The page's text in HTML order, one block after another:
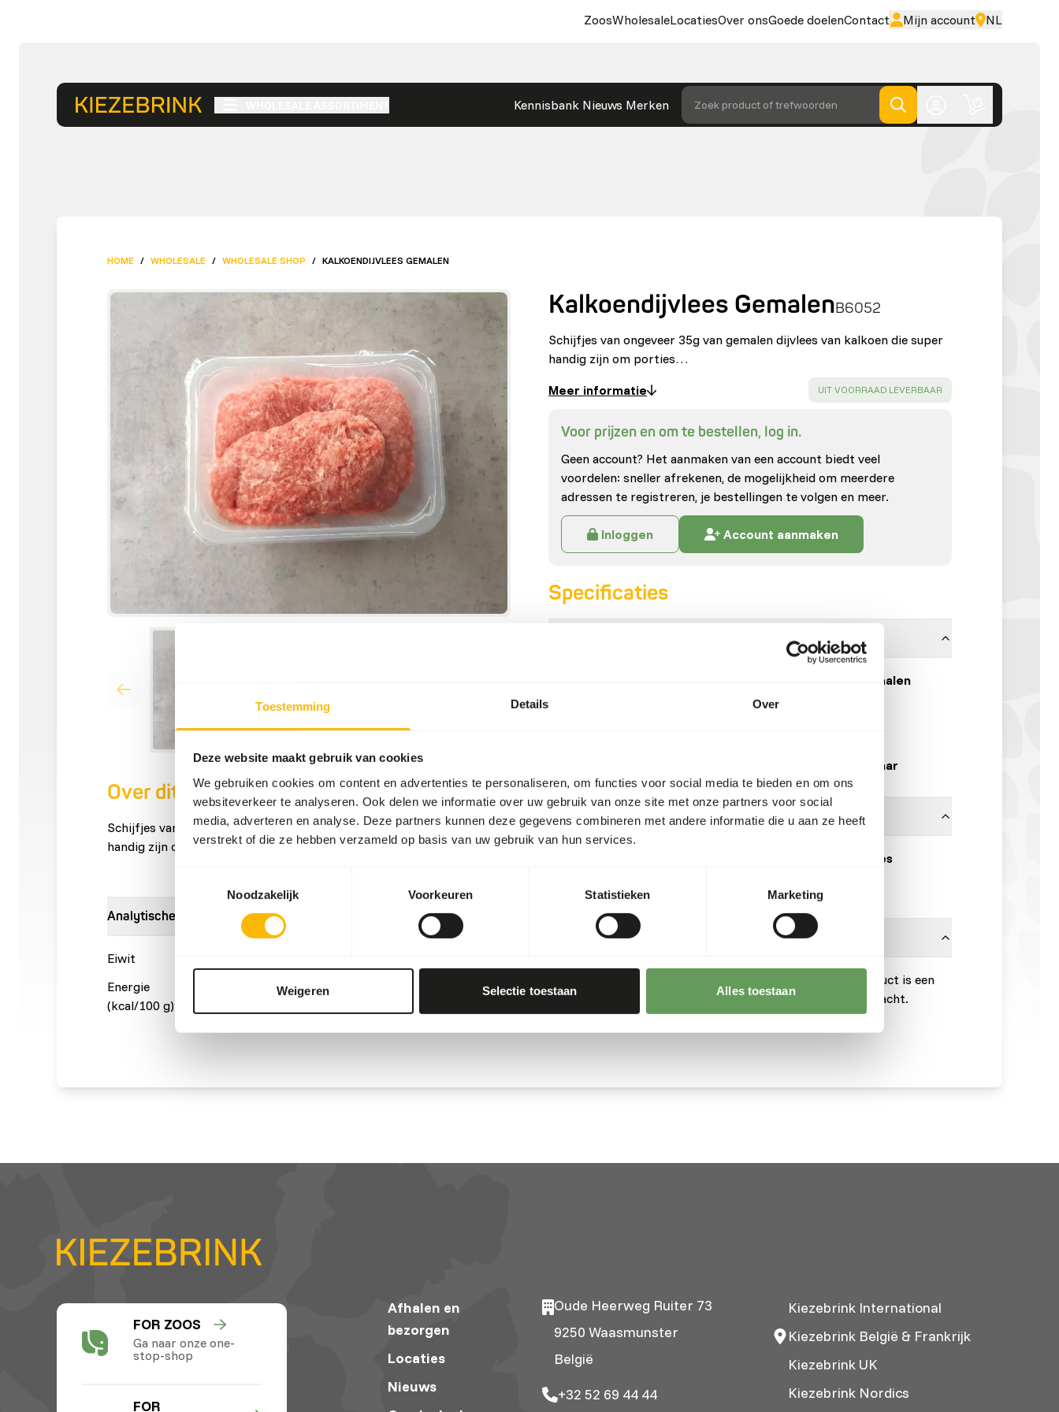
Toestemming Details Over
Deze website maakt gebruik van cookies
We gebruiken cookies om content en advertenties te personaliseren, om functies voor social media te bieden en om ons
websiteverkeer te analyseren. Ook delen we informatie over uw gebruik van onze site met onze partners voor social
media, adverteren en analyse. Deze partners kunnen deze gegevens combineren met andere informatie die u aan ze heeft
verstrekt of die ze hebben verzameld op basis van uw gebruik van hun services.
Noodzakelijk
Voorkeuren Statistieken Marketing
Weigeren Selectie toestaan Alles toestaan
ZoosWholesaleLocatiesOver onsGoede doelenContact Mijn account NL
Kennisbank Nieuws Merken Zoek product of trefwoorden
HOME / WHOLESALE / WHOLESALE SHOP / KALKOENDIJVLEES GEMALEN
Over dit product
Schijfjes van ongeveer 35g van gemalen dijvlees van kalkoen die super
handig zijn om porties te maken.
Analytische bestanddelen
Eiwit
Energie
(kcal/100 g)
Kalkoendijvlees GemalenB6052
Schijfjes van ongeveer 35g van gemalen dijvlees van kalkoen die super
handig zijn om porties…
Meer informatie
SUCCESS:
UIT VOORRAAD LEVERBAAR
Voor prijzen en om te bestellen, log in.
Geen account? Het aanmaken van een account biedt veel
voordelen: sneller afrekenen, de mogelijkheid om meerdere
adressen te registreren, je bestellingen te volgen en meer.
Inloggen Account aanmaken
Specificaties
Kalkoendijvlees Gemalen
B6052
Uit voorraad leverbaar
Details
100% kalkoen dijvlees
Animalfoods
Voedingsadvies
Let op: Variatie met eiwitbronnen is noodzakelijk. Dit product is een
rauw diervoeder. Houd daarom de hygiënevoorschriften in acht.
FOR ZOOS
Ga naar onze one-
stop-shop
FOR
Afhalen en
bezorgen
Locaties
Nieuws
Oude Heerweg Ruiter 73
9250 Waasmunster
België
+32 52 69 44 44
Kiezebrink International
Kiezebrink België & Frankrijk
Kiezebrink UK
Kiezebrink Nordics